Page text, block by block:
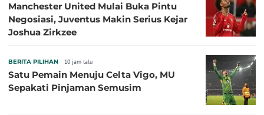
Manchester United Mulai Buka Pintu
Negosiasi, Juventus Makin Serius Kejar
Joshua Zirkzee
BERITA PILIHAN 10 jam lalu
Satu Pemain Menuju Celta Vigo, MU
Sepakati Pinjaman Semusim